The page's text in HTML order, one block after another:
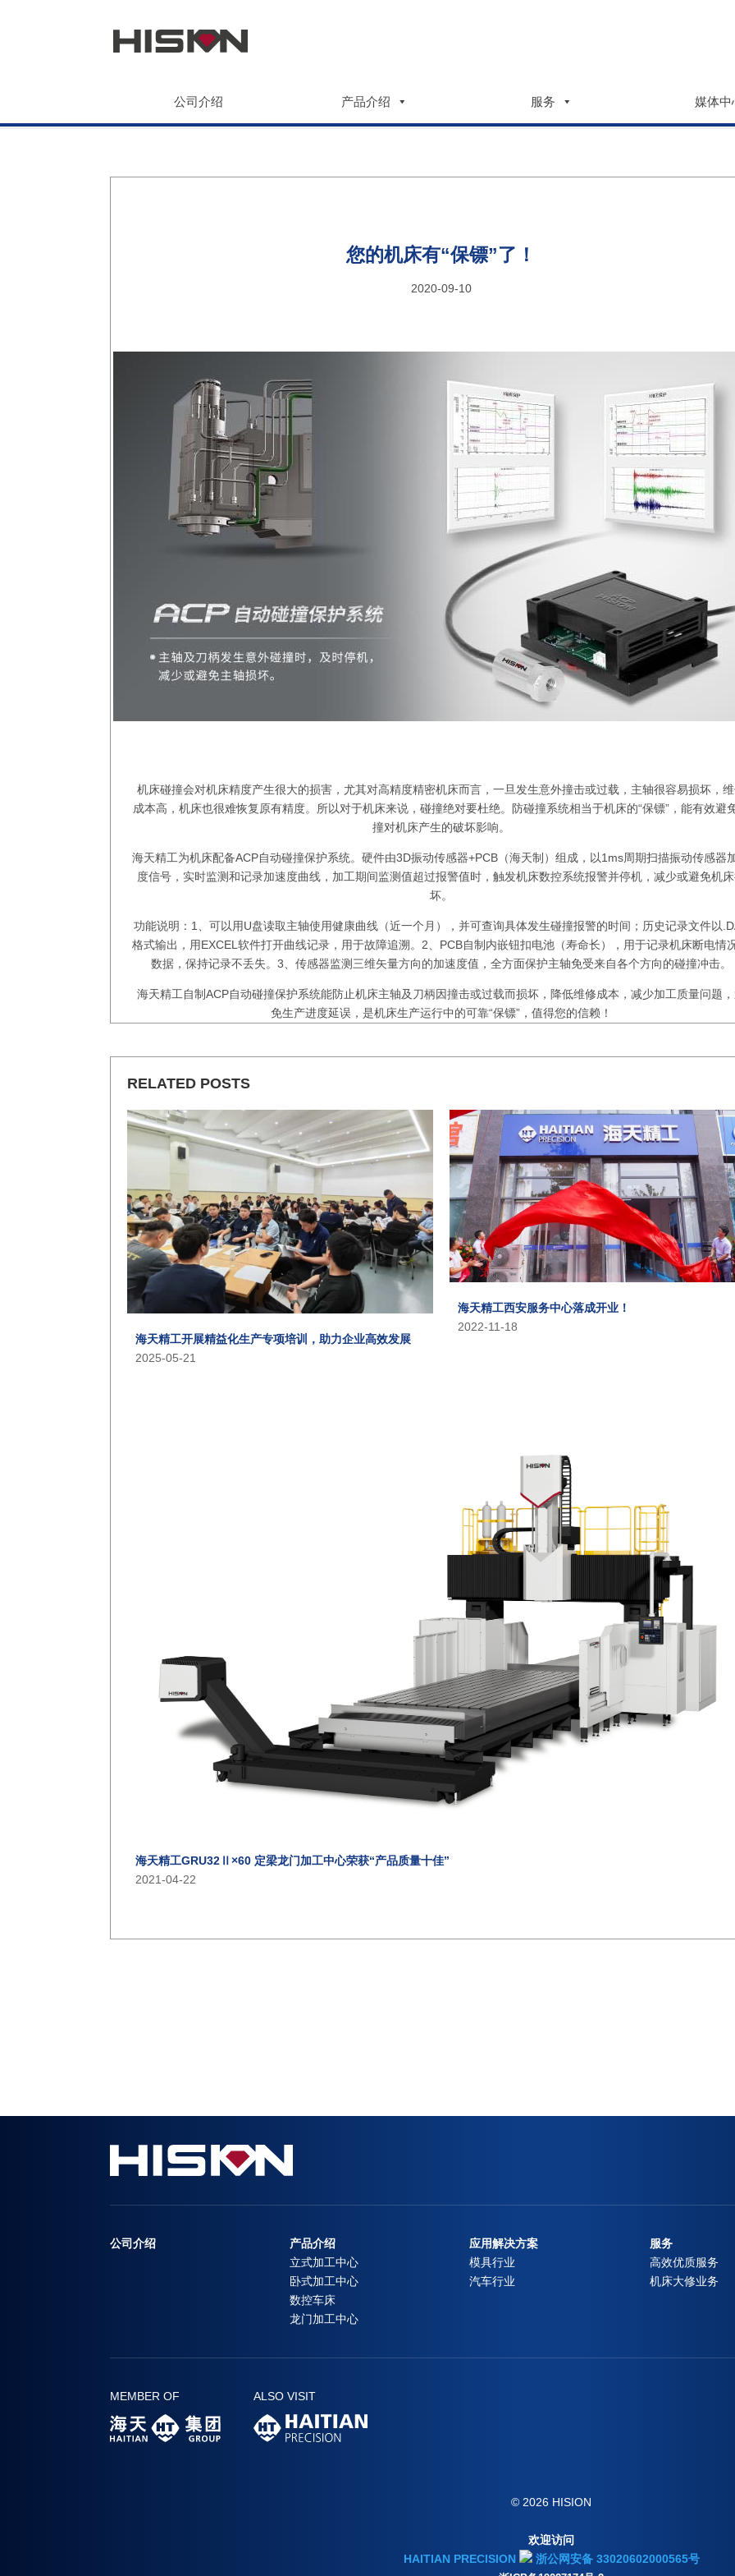
公司介绍 产品介绍 服务 媒体中
您的机床有“保镖”了！
2020-09-10
机床碰撞会对机床精度产生很大的损害，尤其对高精度精密机床而言，一旦发生意外撞击或过载，主轴很容易损坏，
成本高，机床也很难恢复原有精度。所以对于机床来说，碰撞绝对要杜绝。防碰撞系统相当于机床的“保镖”，能有效避
撞对机床产生的破坏影响。
海天精工为机床配备ACP自动碰撞保护系统。硬件由3D振动传感器+PCB（海天制）组成，以1ms周期扫描振动传感器
度信号，实时监测和记录加速度曲线，加工期间监测值超过报警值时，触发机床数控系统报警并停机，减少或避免机
坏。
功能说明：1、可以用U盘读取主轴使用健康曲线（近一个月），并可查询具体发生碰撞报警的时间；历史记录文件以
格式输出，用EXCEL软件打开曲线记录，用于故障追溯。2、PCB自制内嵌钮扣电池（寿命长），用于记录机床断电情
数据，保持记录不丢失。3、传感器监测三维矢量方向的加速度值，全方面保护主轴免受来自各个方向的碰撞冲击。
海天精工自制ACP自动碰撞保护系统能防止机床主轴及刀柄因撞击或过载而损坏，降低维修成本，减少加工质量问题
免生产进度延误，是机床生产运行中的可靠“保镖”，值得您的信赖！
RELATED POSTS
海天精工开展精益化生产专项培训，助力企业高效发展
2025-05-21
海天精工西安服务中心落成开业！
2022-11-18
海天精工GRU32Ⅱ×60 定梁龙门加工中心荣获“产品质量十佳”
2021-04-22
公司介绍
产品介绍
立式加工中心
卧式加工中心
数控车床
龙门加工中心
应用解决方案
模具行业
汽车行业
服务
高效优质服务
机床大修业务
MEMBER OF ALSO VISIT
© 2026 HISION
欢迎访问
HAITIAN PRECISION
浙公网安备 33020602000565号